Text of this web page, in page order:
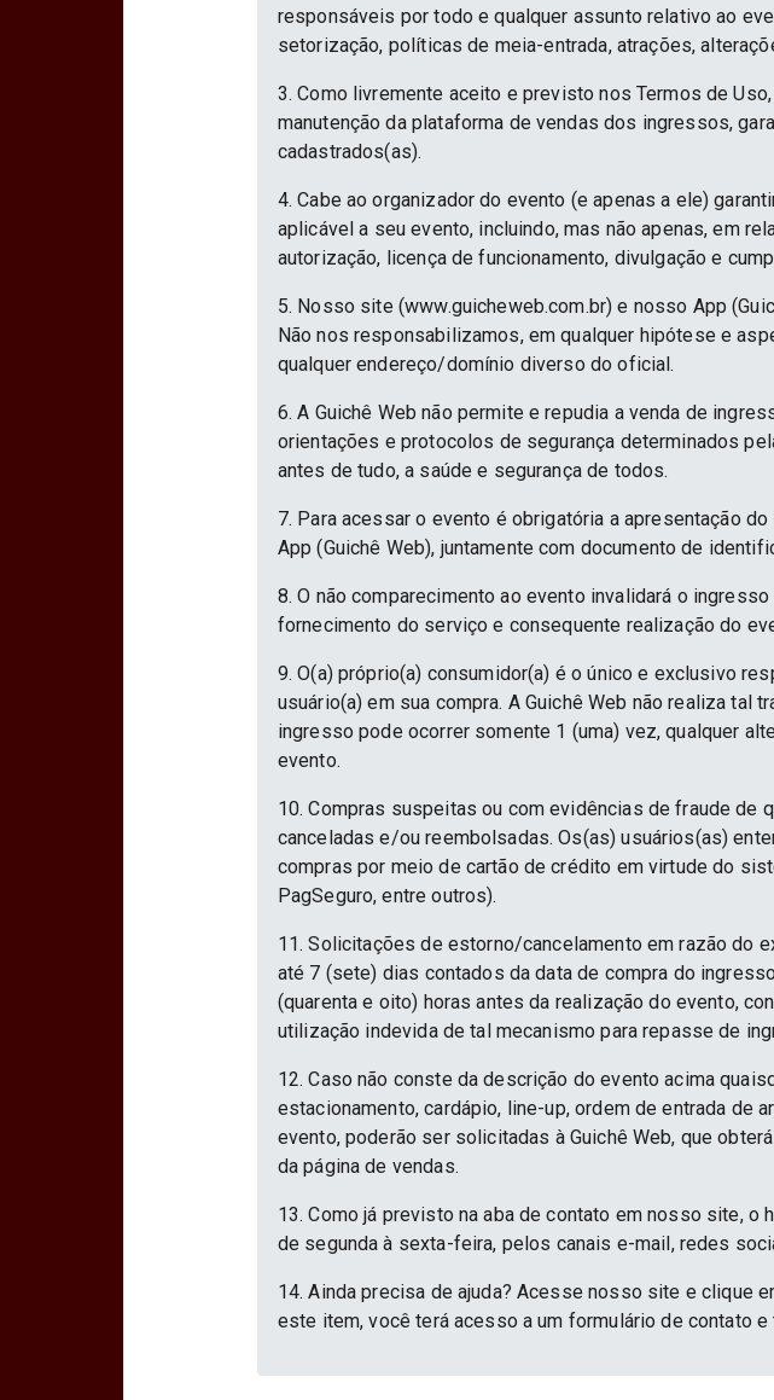
responsáveis por todo e qualquer assunto relativo ao
setorização, políticas de meia-entrada, atrações,
3. Como livremente aceito e previsto nos Termos de
manutenção da plataforma de vendas dos ingressos,
cadastrados(as).
4. Cabe ao organizador do evento (e apenas a ele)
aplicável a seu evento, incluindo, mas não apenas, em
autorização, licença de funcionamento, divulgação e
5. Nosso site (www.guicheweb.com.br) e nosso App
Não nos responsabilizamos, em qualquer hipótese e
qualquer endereço/domínio diverso do oficial.
6. A Guichê Web não permite e repudia a venda de
orientações e protocolos de segurança determinados
antes de tudo, a saúde e segurança de todos.
7. Para acessar o evento é obrigatória a apresentação
App (Guichê Web), juntamente com documento de
8. O não comparecimento ao evento invalidará o
fornecimento do serviço e consequente realização do
9. O(a) próprio(a) consumidor(a) é o único e exclusivo
usuário(a) em sua compra. A Guichê Web não realiza tal
ingresso pode ocorrer somente 1 (uma) vez, qualquer
evento.
10. Compras suspeitas ou com evidências de fraude de
canceladas e/ou reembolsadas. Os(as) usuários(as)
compras por meio de cartão de crédito em virtude do
PagSeguro, entre outros).
11. Solicitações de estorno/cancelamento em razão do
até 7 (sete) dias contados da data de compra do
(quarenta e oito) horas antes da realização do evento,
utilização indevida de tal mecanismo para repasse de
12. Caso não conste da descrição do evento acima
estacionamento, cardápio, line-up, ordem de entrada de
evento, poderão ser solicitadas à Guichê Web, que
da página de vendas.
13. Como já previsto na aba de contato em nosso site, o
de segunda à sexta-feira, pelos canais e-mail, redes
14. Ainda precisa de ajuda? Acesse nosso site e clique
este item, você terá acesso a um formulário de contato